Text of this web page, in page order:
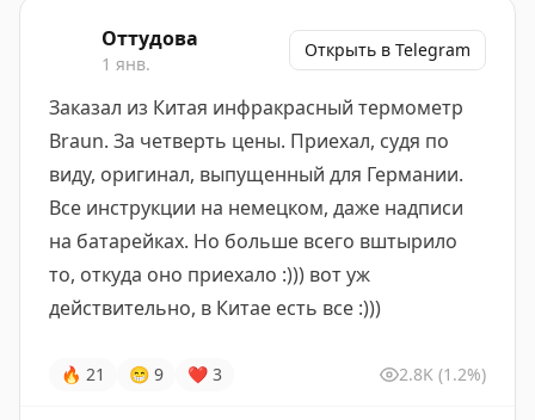
Оттудова
1 янв.
Открыть в Telegram
Заказал из Китая инфракрасный термометр
Braun. За четверть цены. Приехал, судя по
виду, оригинал, выпущенный для Германии.
Все инструкции на немецком, даже надписи
на батарейках. Но больше всего вштырило
то, откуда оно приехало :))) вот уж
действительно, в Китае есть все :)))
🔥 21 😁 9 ❤ 3 2.8K (1.2%)